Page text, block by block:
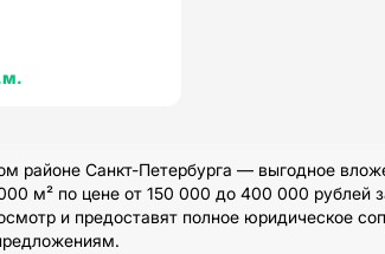
Санкт-Петербурга — выгодное
м² по цене от 150 000 до 400 000 рублей
и предоставят полное юридическое